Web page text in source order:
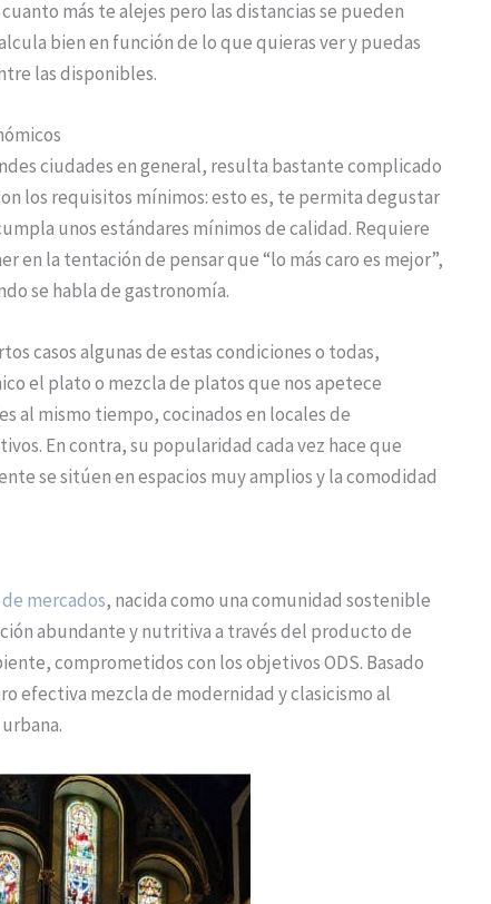
más te alejes pero las distancias se pueden
bien en función de lo que quieras ver y puedas
las disponibles.
ciudades en general, resulta bastante complicado
los requisitos mínimos: esto es, te permita degustar
unos estándares mínimos de calidad. Requiere
en la tentación de pensar que “lo más caro es mejor”,
se habla de gastronomía.
casos algunas de estas condiciones o todas,
el plato o mezcla de platos que nos apetece
al mismo tiempo, cocinados en locales de
En contra, su popularidad cada vez hace que
se sitúen en espacios muy amplios y la comodidad
mercados, nacida como una comunidad sostenible
abundante y nutritiva a través del producto de
comprometidos con los objetivos ODS. Basado
efectiva mezcla de modernidad y clasicismo al